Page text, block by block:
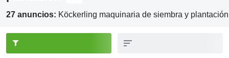
27 anuncios: Köckerling maquinaria de siembra y plantación